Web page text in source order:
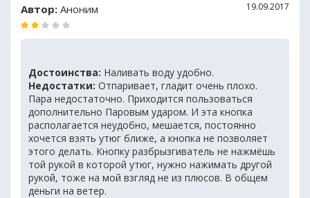
Автор: Аноним 19.09.2017
Достоинства: Наливать воду удобно.
Недостатки: Отпаривает, гладит очень плохо.
Пара недостаточно. Приходится пользоваться
дополнительно Паровым ударом. И эта кнопка
располагается неудобно, мешается, постоянно
хочется взять утюг ближе, а кнопка не позволяет
этого делать. Кнопку разбрызгиватель не нажмёшь
той рукой в которой утюг, нужно нажимать другой
рукой, тоже на мой взгляд не из плюсов. В общем
деньги на ветер.